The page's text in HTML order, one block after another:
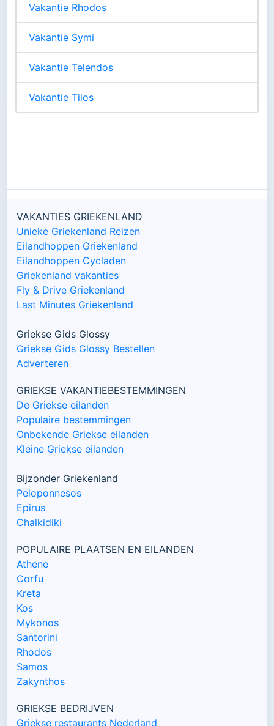
Vakantie Rhodos
Vakantie Symi
Vakantie Telendos
Vakantie Tilos
VAKANTIES GRIEKENLAND
Unieke Griekenland Reizen
Eilandhoppen Griekenland
Eilandhoppen Cycladen
Griekenland vakanties
Fly & Drive Griekenland
Last Minutes Griekenland
Griekse Gids Glossy
Griekse Gids Glossy Bestellen
Adverteren
GRIEKSE VAKANTIEBESTEMMINGEN
De Griekse eilanden
Populaire bestemmingen
Onbekende Griekse eilanden
Kleine Griekse eilanden
Bijzonder Griekenland
Peloponnesos
Epirus
Chalkidiki
POPULAIRE PLAATSEN EN EILANDEN
Athene
Corfu
Kreta
Kos
Mykonos
Santorini
Rhodos
Samos
Zakynthos
GRIEKSE BEDRIJVEN
Griekse restaurants Nederland